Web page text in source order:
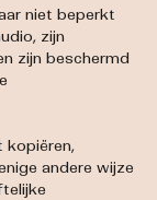
niet beperkt
zijn
zijn beschermd
kopiëren,
andere wijze